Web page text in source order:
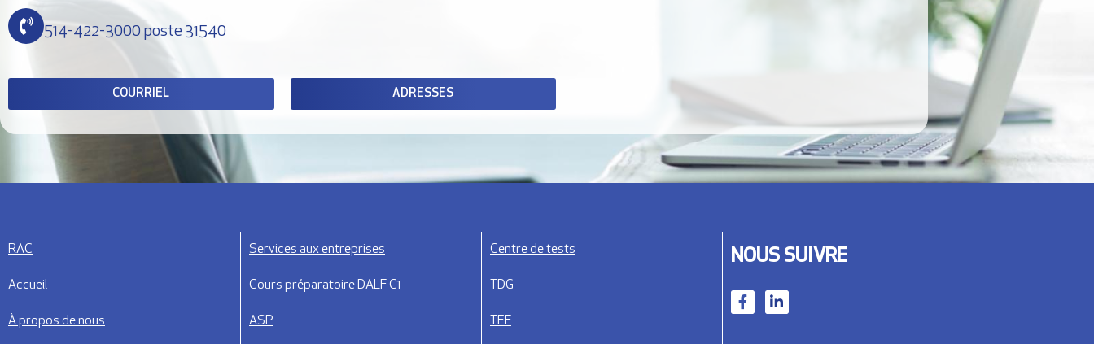
514-422-3000 poste 31540
COURRIEL ADRESSES
RAC
Accueil
À propos de nous
Services aux entreprises
Cours préparatoire DALF C1
ASP
Centre de tests
TDG
TEF
NOUS SUIVRE